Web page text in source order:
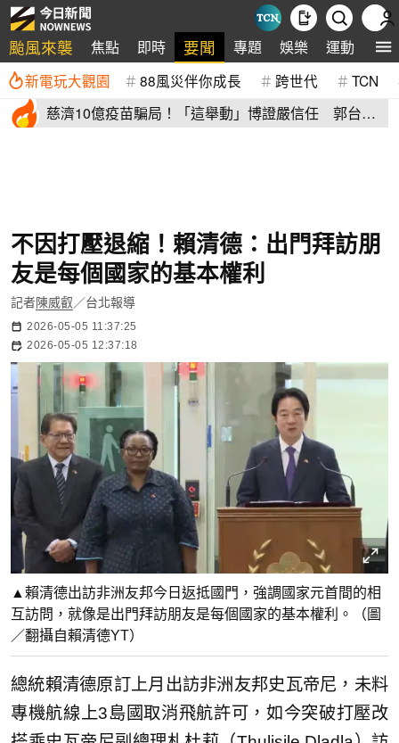
颱風來襲 焦點 即時 要聞 專題 娛樂 運動 全
新電玩大觀園 88風災伴你成長 跨世代 TCN
慈濟10億疫苗騙局！「這舉動」博證嚴信任 郭台銘
不因打壓退縮！賴清德：出門拜訪朋
友是每個國家的基本權利
記者陳威叡 ／台北報導
2026-05-05 11:37:25
2026-05-05 12:37:18
▲賴清德出訪非洲友邦今日返抵國門，強調國家元首間的相
互訪問，就像是出門拜訪朋友是每個國家的基本權利。（圖
／翻攝自賴清德YT）
總統賴清德原訂上月出訪非洲友邦史瓦帝尼，未料
專機航線上3島國取消飛航許可，如今突破打壓改